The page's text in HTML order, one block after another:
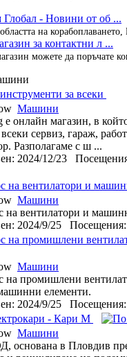
- Новини от об ...
на корабоплаването,
за контактни л ...
можете да поръчате
за всеки
Машини
е онлайн магазин, в
сервиз, гараж,
Разполагаме с ш ...
2024/12/23
на вентилатори и
Машини
на вентилатори и
2024/9/25
на промишлени
Машини
на промишлени
елементи.
2024/9/25
- Кари М
Машини
в Пловдив